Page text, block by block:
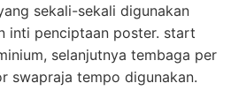
sekali-sekali digunakan
inti penciptaan poster. start
selanjutnya tembaga per
swapraja tempo digunakan.